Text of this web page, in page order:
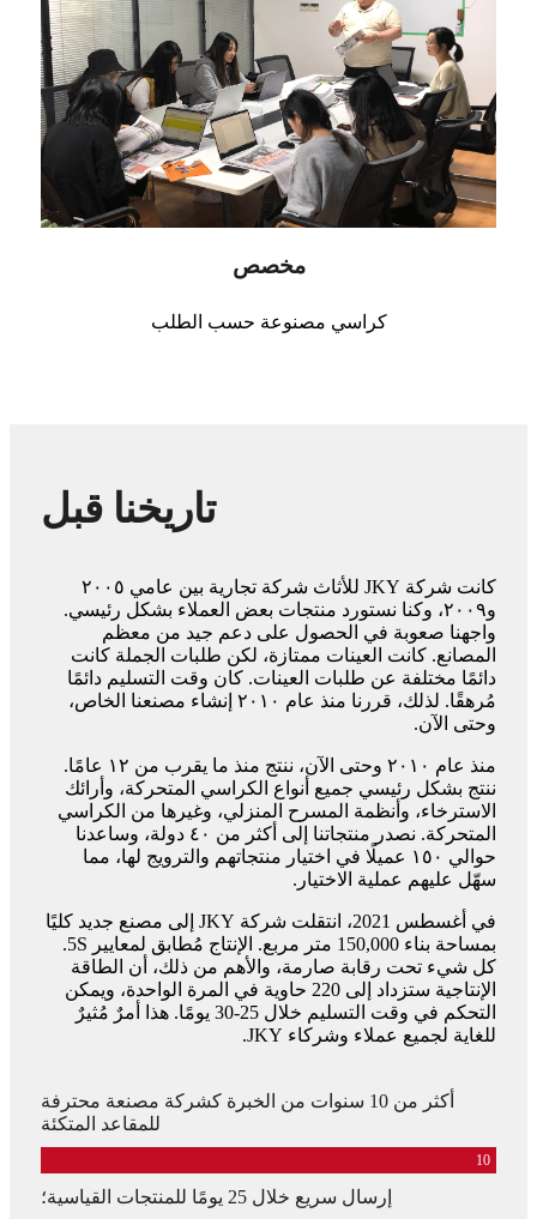
مخصص
كراسي مصنوعة حسب الطلب
تاريخنا قبل
كانت شركة JKY للأثاث شركة تجارية بين عامي ٢٠٠٥
و٢٠٠٩، وكنا نستورد منتجات بعض العملاء بشكل رئيسي.
واجهنا صعوبة في الحصول على دعم جيد من معظم
المصانع. كانت العينات ممتازة، لكن طلبات الجملة كانت
دائمًا مختلفة عن طلبات العينات. كان وقت التسليم دائمًا
مُرهقًا. لذلك، قررنا منذ عام ٢٠١٠ إنشاء مصنعنا الخاص،
وحتى الآن.
منذ عام ٢٠١٠ وحتى الآن، ننتج منذ ما يقرب من ١٢ عامًا.
ننتج بشكل رئيسي جميع أنواع الكراسي المتحركة، وأرائك
الاسترخاء، وأنظمة المسرح المنزلي، وغيرها من الكراسي
المتحركة. نصدر منتجاتنا إلى أكثر من ٤٠ دولة، وساعدنا
حوالي ١٥٠ عميلًا في اختيار منتجاتهم والترويج لها، مما
سهّل عليهم عملية الاختيار.
في أغسطس 2021، انتقلت شركة JKY إلى مصنع جديد كليًا
بمساحة بناء 150,000 متر مربع. الإنتاج مُطابق لمعايير 5S.
كل شيء تحت رقابة صارمة، والأهم من ذلك، أن الطاقة
الإنتاجية ستزداد إلى 220 حاوية في المرة الواحدة، ويمكن
التحكم في وقت التسليم خلال 25-30 يومًا. هذا أمرٌ مُثيرٌ
للغاية لجميع عملاء وشركاء JKY.
أكثر من 10 سنوات من الخبرة كشركة مصنعة محترفة
للمقاعد المتكئة
10
إرسال سريع خلال 25 يومًا للمنتجات القياسية؛